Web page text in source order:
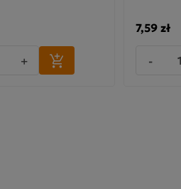
+
7,59 zł
-